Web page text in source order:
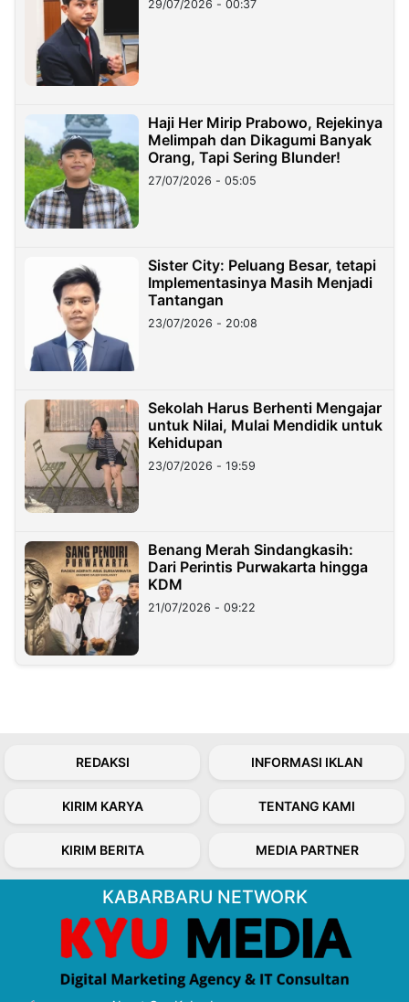
29/07/2026 - 00:37
Haji Her Mirip Prabowo, Rejekinya
Melimpah dan Dikagumi Banyak
Orang, Tapi Sering Blunder!
27/07/2026 - 05:05
Sister City: Peluang Besar, tetapi
Implementasinya Masih Menjadi
Tantangan
23/07/2026 - 20:08
Sekolah Harus Berhenti Mengajar
untuk Nilai, Mulai Mendidik untuk
Kehidupan
23/07/2026 - 19:59
Benang Merah Sindangkasih:
Dari Perintis Purwakarta hingga
KDM
21/07/2026 - 09:22
REDAKSI INFORMASI IKLAN
KIRIM KARYA TENTANG KAMI
KIRIM BERITA MEDIA PARTNER
KABARBARU NETWORK